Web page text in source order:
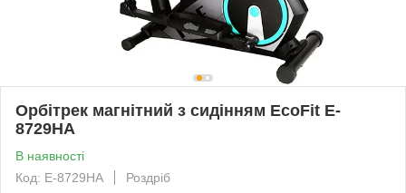
Орбітрек магнітний з сидінням EcoFit E-
8729HA
В наявності
Код: E-8729HA
Роздріб